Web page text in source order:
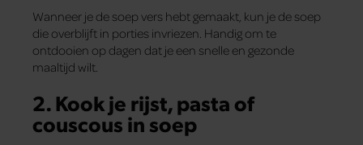
Wanneer je de soep vers hebt gemaakt, kun je de soep
die overblijft in porties invriezen. Handig om te
ontdooien op dagen dat je een snelle en gezonde
maaltijd wilt.
2. Kook je rijst, pasta of
couscous in soep